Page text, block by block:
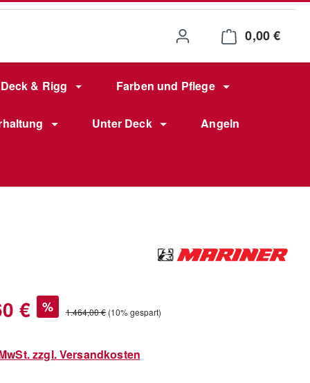
0,00 €
Deck & Rigg Farben und Pflege
Unter Deck Angeln
€ % Regulärer Preis:
1.464,00 € (10% gespart)
zzgl. Versandkosten